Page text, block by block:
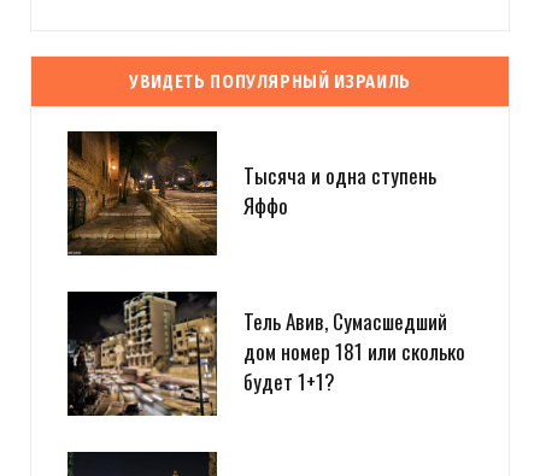
УВИДЕТЬ ПОПУЛЯРНЫЙ ИЗРАИЛЬ
Тысяча и одна ступень
Яффо
Тель Авив, Сумасшедший
дом номер 181 или сколько
будет 1+1?